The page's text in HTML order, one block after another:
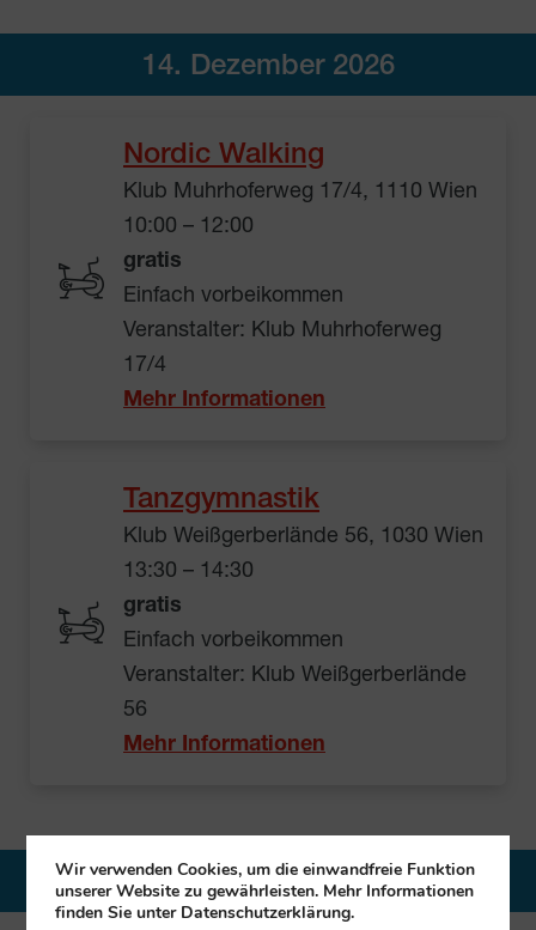
14. Dezember 2026
Nordic Walking
Klub Muhrhoferweg 17/4, 1110 Wien
10:00 – 12:00
gratis
Einfach vorbeikommen
Veranstalter: Klub Muhrhoferweg
17/4
Mehr Informationen
Tanzgymnastik
Klub Weißgerberlände 56, 1030 Wien
13:30 – 14:30
gratis
Einfach vorbeikommen
Veranstalter: Klub Weißgerberlände
56
Mehr Informationen
15. Dezember 2026
Wir verwenden Cookies, um die einwandfreie Funktion
unserer Website zu gewährleisten. Mehr Informationen
finden Sie unter Datenschutzerklärung.